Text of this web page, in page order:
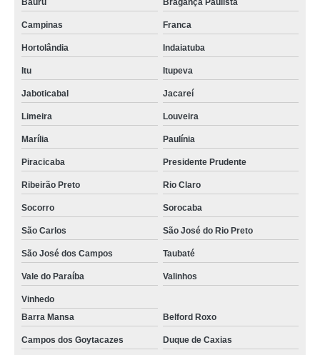
Bauru Bragança Paulista
Campinas Franca
Hortolândia Indaiatuba
Itu Itupeva
Jaboticabal Jacareí
Limeira Louveira
Marília Paulínia
Piracicaba Presidente Prudente
Ribeirão Preto Rio Claro
Socorro Sorocaba
São Carlos São José do Rio Preto
São José dos Campos Taubaté
Vale do Paraíba Valinhos
Vinhedo
Barra Mansa
Belford Roxo
Campos dos Goytacazes Duque de Caxias